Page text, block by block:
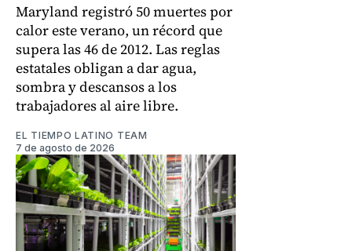
Maryland registró 50 muertes por
calor este verano, un récord que
supera las 46 de 2012. Las reglas
estatales obligan a dar agua,
sombra y descansos a los
trabajadores al aire libre.
EL TIEMPO LATINO TEAM
7 de agosto de 2026